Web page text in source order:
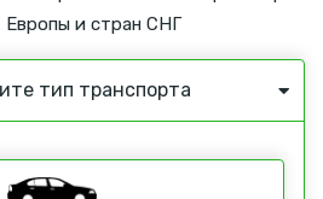
и стран СНГ
тип транспорта